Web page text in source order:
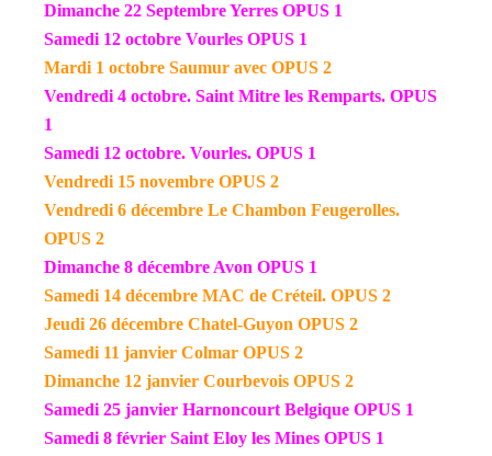
Dimanche 22 Septembre Yerres OPUS 1
Samedi 12 octobre Vourles OPUS 1
Mardi 1 octobre Saumur avec OPUS 2
Vendredi 4 octobre. Saint Mitre les Remparts. OPUS
1
Samedi 12 octobre. Vourles. OPUS 1
Vendredi 15 novembre OPUS 2
Vendredi 6 décembre Le Chambon Feugerolles.
OPUS 2
Dimanche 8 décembre Avon OPUS 1
Samedi 14 décembre MAC de Créteil. OPUS 2
Jeudi 26 décembre Chatel-Guyon OPUS 2
Samedi 11 janvier Colmar OPUS 2
Dimanche 12 janvier Courbevois OPUS 2
Samedi 25 janvier Harnoncourt Belgique OPUS 1
Samedi 8 février Saint Eloy les Mines OPUS 1